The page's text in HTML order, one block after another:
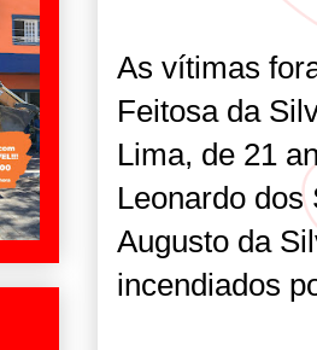
As vítimas
Feitosa da
Lima, de 21
Leonardo dos
Augusto da
incendiados